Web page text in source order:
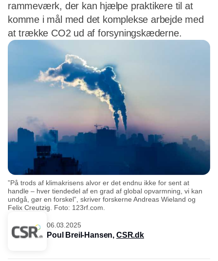
rammeværk, der kan hjælpe praktikere til at
komme i mål med det komplekse arbejde med
at trække CO2 ud af forsyningskæderne.
”På trods af klimakrisens alvor er det endnu ikke for sent at
handle – hver tiendedel af en grad af global opvarmning, vi kan
undgå, gør en forskel”, skriver forskerne Andreas Wieland og
Felix Creutzig. Foto: 123rf.com.
06.03.2025
Poul Breil-Hansen, CSR.dk